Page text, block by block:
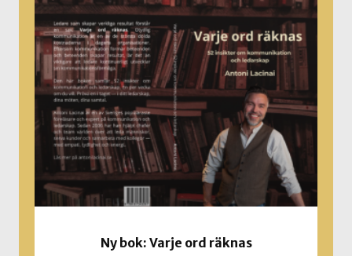
Ny bok: Varje ord räknas